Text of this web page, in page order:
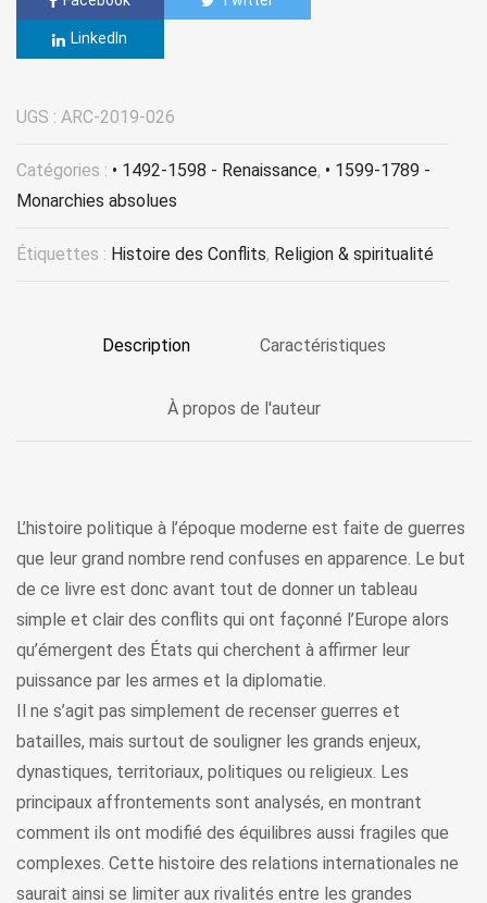
LinkedIn
UGS : ARC-2019-026
Catégories : • 1492-1598 - Renaissance, • 1599-1789 -
Monarchies absolues
Étiquettes : Histoire des Conflits, Religion & spiritualité
Description Caractéristiques
À propos de l'auteur
L’histoire politique à l’époque moderne est faite de guerres
que leur grand nombre rend confuses en apparence. Le but
de ce livre est donc avant tout de donner un tableau
simple et clair des conflits qui ont façonné l’Europe alors
qu’émergent des États qui cherchent à affirmer leur
puissance par les armes et la diplomatie.
Il ne s’agit pas simplement de recenser guerres et
batailles, mais surtout de souligner les grands enjeux,
dynastiques, territoriaux, politiques ou religieux. Les
principaux affrontements sont analysés, en montrant
comment ils ont modifié des équilibres aussi fragiles que
complexes. Cette histoire des relations internationales ne
saurait ainsi se limiter aux rivalités entre les grandes